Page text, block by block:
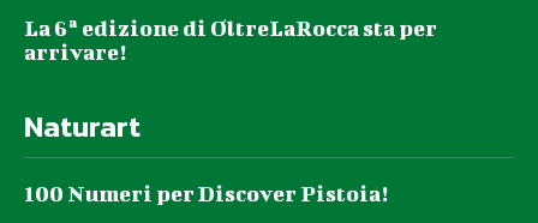
La 6ª edizione di OltreLaRocca sta per
arrivare!
Naturart
100 Numeri per Discover Pistoia!